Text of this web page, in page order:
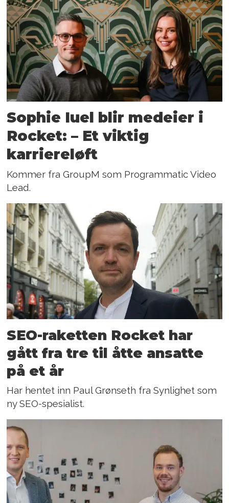
Sophie Iuel blir medeier i
Rocket: – Et viktig
karriereløft
Kommer fra GroupM som Programmatic Video
Lead.
SEO-raketten Rocket har
gått fra tre til åtte ansatte
på et år
Har hentet inn Paul Grønseth fra Synlighet som
ny SEO-spesialist.